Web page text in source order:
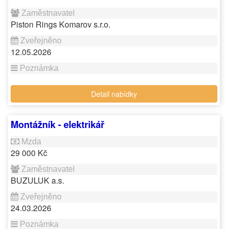
Piston Rings Komarov s.r.o.
12.05.2026
Detail nabídky
Montážník - elektrikář
29 000 Kč
BUZULUK a.s.
24.03.2026